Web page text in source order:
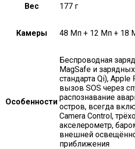
Вес 177 г
Камеры 48 Мп + 12 Мп + 18
Особенности
беспроводная зарядка (с помощью
MagSafe и
стандарта Qi),
вызов SOS через
распознавание
остров, всегда
Camera Control,
акселерометр,
внешней
приближения